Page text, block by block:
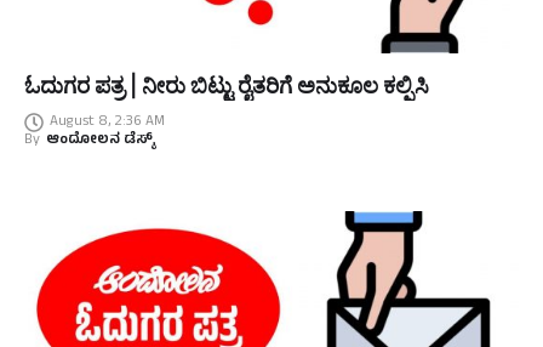
ಓದುಗರ ಪತ್ರ | ನೀರು ಬಿಟ್ಟು ರೈತರಿಗೆ ಅನುಕೂಲ ಕಲ್ಪಿಸಿ
August 8, 2:36 AM
By ಆಂದೋಲನ ಡೆಸ್ಕ್